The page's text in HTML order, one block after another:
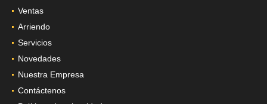
Ventas
Arriendo
Servicios
Novedades
Nuestra Empresa
Contáctenos